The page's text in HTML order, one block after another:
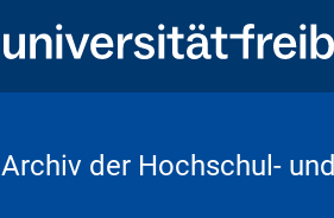
Archiv der Hochschul-